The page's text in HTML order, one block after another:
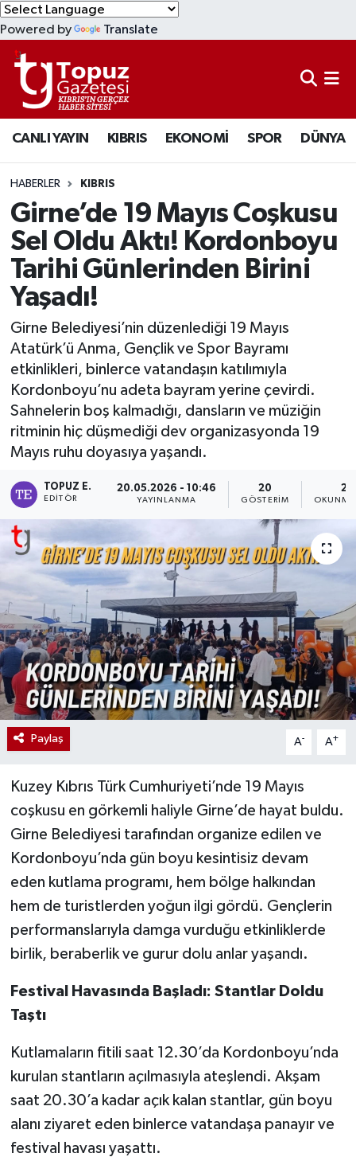
Powered by Translate
CANLI YAYIN KIBRIS EKONOMİ SPOR DÜNYA
HABERLER KIBRIS
Girne’de 19 Mayıs Coşkusu
Sel Oldu Aktı! Kordonboyu
Tarihi Günlerinden Birini
Yaşadı!
Girne Belediyesi’nin düzenlediği 19 Mayıs
Atatürk’ü Anma, Gençlik ve Spor Bayramı
etkinlikleri, binlerce vatandaşın katılımıyla
Kordonboyu’nu adeta bayram yerine çevirdi.
Sahnelerin boş kalmadığı, dansların ve müziğin
ritminin hiç düşmediği dev organizasyonda 19
Mayıs ruhu doyasıya yaşandı.
TOPUZ E.
EDITÖR
20.05.2026 - 10:46
YAYINLANMA
20
GÖSTERIM
2
Paylaş A- A+
Kuzey Kıbrıs Türk Cumhuriyeti’nde 19 Mayıs
coşkusu en görkemli haliyle Girne’de hayat buldu.
Girne Belediyesi tarafından organize edilen ve
Kordonboyu’nda gün boyu kesintisiz devam
eden kutlama programı, hem bölge halkından
hem de turistlerden yoğun ilgi gördü. Gençlerin
performanslarıyla damga vurduğu etkinliklerde
birlik, beraberlik ve gurur dolu anlar yaşandı.
Festival Havasında Başladı: Stantlar Doldu
Taştı
Kutlamaların fitili saat 12.30’da Kordonboyu’nda
kurulan stantların açılmasıyla ateşlendi. Akşam
saat 20.30’a kadar açık kalan stantlar, gün boyu
alanı ziyaret eden binlerce vatandaşa panayır ve
festival havası yaşattı.
KIBRIS
DÜNYA
EKONOMİ
MAGAZİN
SAĞLIK
SPOR
TEKNOLOJİ
TÜRKİYE
Lefkoşa Nöbetçi Eczaneler
Lefkoşa Hava Durumu
Lefkoşa Trafik Yoğunluk Haritası
Süper Lig Puan Durumu ve Fikstür
Tüm Manşetler
Son Dakika Haberleri
Haber Arşivi